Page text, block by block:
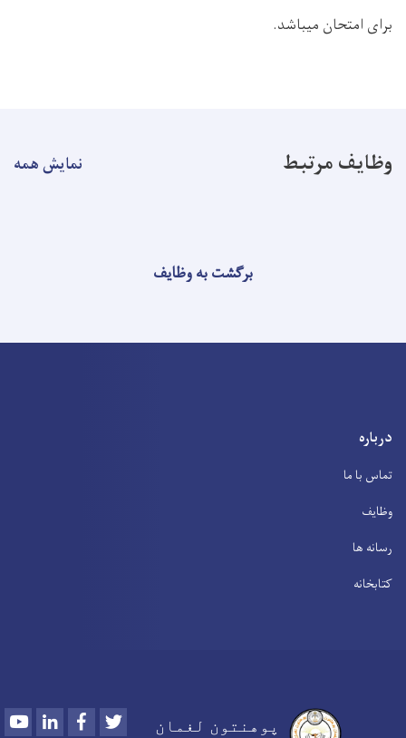
برای امتحان میباشد.
وظایف مرتبط نمایش همه
برگشت به وظایف
درباره
تماس با ما
وظایف
رسانه ها
کتابخانه
پوهنتون لغمان YoutubeLinkedInFacebook